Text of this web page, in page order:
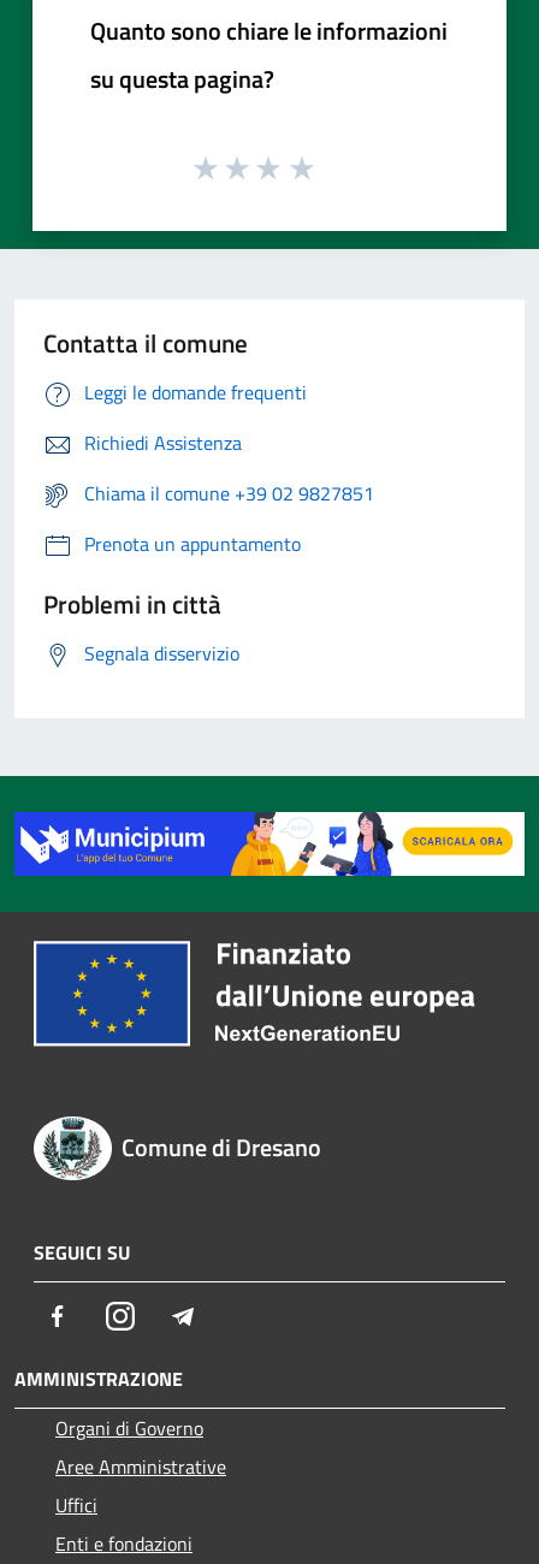
Quanto sono chiare le informazioni
su questa pagina?
Contatta il comune
Leggi le domande frequenti
Richiedi Assistenza
Chiama il comune +39 02 9827851
Prenota un appuntamento
Problemi in città
Segnala disservizio
Comune di Dresano
SEGUICI SU
FacebookInstagram
AMMINISTRAZIONE
Organi di Governo
Aree Amministrative
Uffici
Enti e fondazioni